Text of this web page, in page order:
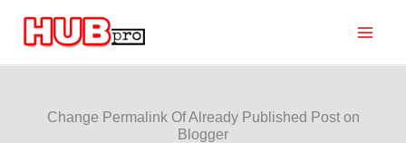
Change Permalink Of Already Published Post on
Blogger